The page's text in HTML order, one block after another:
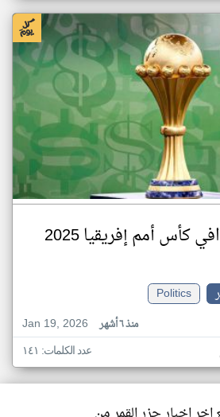
كأس أمم إفريقيا 2025
Politics
Jan 19, 2026
منذ ٦ أشهر
عدد الكلمات: ١٤١